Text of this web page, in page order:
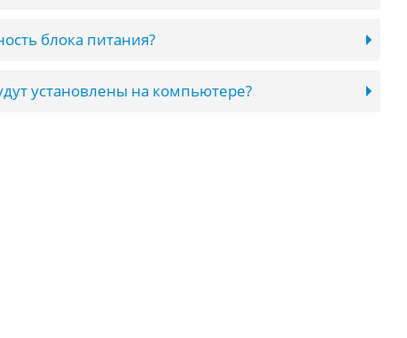
блока питания?
установлены на компьютере?